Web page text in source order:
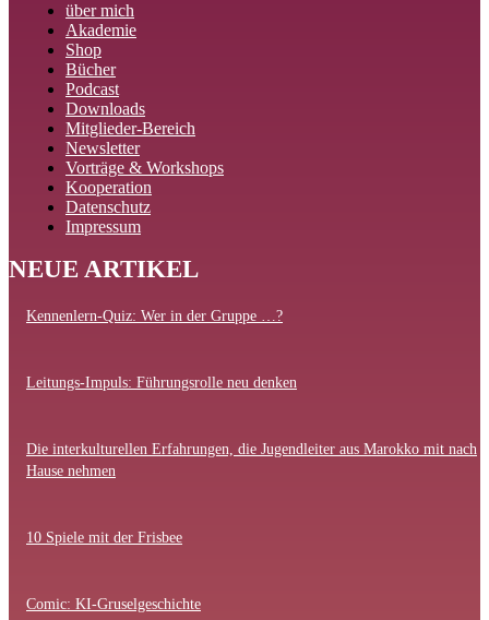
über mich
Akademie
Shop
Bücher
Podcast
Downloads
Mitglieder-Bereich
Newsletter
Vorträge & Workshops
Kooperation
Datenschutz
Impressum
NEUE ARTIKEL
Kennenlern-Quiz: Wer in der Gruppe …?
Leitungs-Impuls: Führungsrolle neu denken
Die interkulturellen Erfahrungen, die Jugendleiter aus Marokko mit nach
Hause nehmen
10 Spiele mit der Frisbee
Comic: KI-Gruselgeschichte